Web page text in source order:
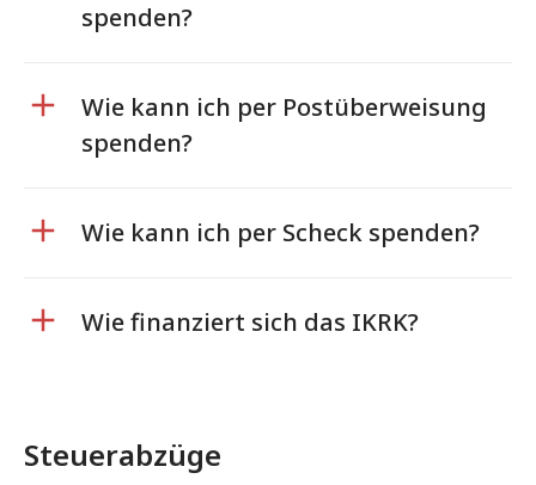
spenden?
Wie kann ich per Postüberweisung
spenden?
Wie kann ich per Scheck spenden?
Wie finanziert sich das IKRK?
Steuerabzüge